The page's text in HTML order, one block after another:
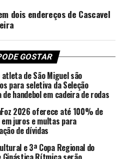
dois endereços de Cascavel
GOSTAR
atleta de São Miguel são
para seletiva da Seleção
handebol em cadeira de rodas
2026 oferece até 100% de
juros e multas para
de dívidas
e 3ª Copa Regional do